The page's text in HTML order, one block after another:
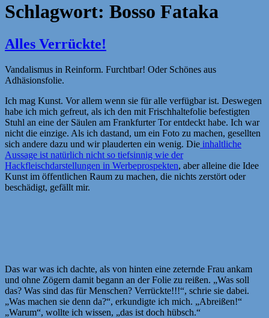
Schlagwort: Bosso Fataka
Alles Verrückte!
Vandalismus in Reinform. Furchtbar! Oder Schönes aus
Adhäsionsfolie.
Ich mag Kunst. Vor allem wenn sie für alle verfügbar ist. Deswegen
habe ich mich gefreut, als ich den mit Frischhaltefolie befestigten
Stuhl an eine der Säulen am Frankfurter Tor entdeckt habe. Ich war
nicht die einzige. Als ich dastand, um ein Foto zu machen, gesellten
sich andere dazu und wir plauderten ein wenig. Die inhaltliche
Aussage ist natürlich nicht so tiefsinnig wie der
Hackfleischdarstellungen in Werbeprospekten, aber alleine die Idee
Kunst im öffentlichen Raum zu machen, die nichts zerstört oder
beschädigt, gefällt mir.
Das war was ich dachte, als von hinten eine zeternde Frau ankam
und ohne Zögern damit begann an der Folie zu reißen. „Was soll
das? Was sind das für Menschen? Verrückte!!!“, schrie sie dabei.
„Was machen sie denn da?“, erkundigte ich mich. „Abreißen!“
„Warum“, wollte ich wissen, „das ist doch hübsch.“